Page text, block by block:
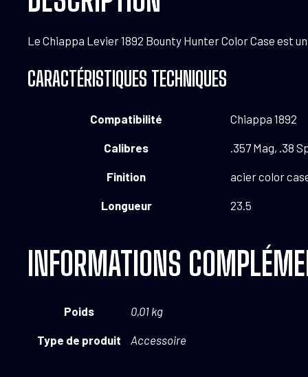
Le Chiappa Levier 1892 Bounty Hunter Color Case
CARACTÉRISTIQUES TECHNIQUES
Compatibilité Chiappa 1892
Calibres .357 Mag, .38
Finition acier color
Longueur 23.5
INFORMATIONS
Poids 0,01 kg
Type de produit Accessoire